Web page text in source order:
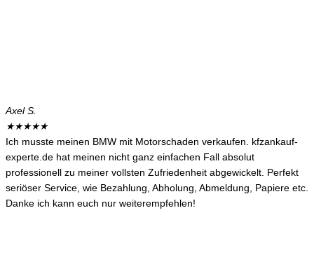
Axel S.
★★★★★
Ich musste meinen BMW mit Motorschaden verkaufen. kfzankauf-
experte.de hat meinen nicht ganz einfachen Fall absolut
professionell zu meiner vollsten Zufriedenheit abgewickelt. Perfekt
seriöser Service, wie Bezahlung, Abholung, Abmeldung, Papiere etc.
Danke ich kann euch nur weiterempfehlen!